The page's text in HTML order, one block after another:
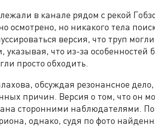
в канале рядом с рекой
осмотрено, но никакого тела
версия, что труп
указывая, что из-за особенностей
просто обходить.
обсуждая резонансное
причин. Версия о том, что он
сторонними наблюдателями.
однако, судя по фото